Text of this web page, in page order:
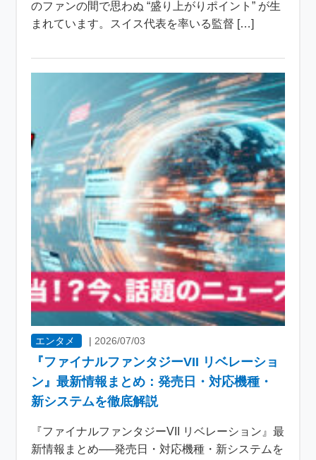
のファンの間で思わぬ “盛り上がりポイント” が生
まれています。スイス代表を率いる監督 […]
エンタメ | 2026/07/03
『ファイナルファンタジーVII リベレーショ
ン』最新情報まとめ：発売日・対応機種・
新システムを徹底解説
『ファイナルファンタジーVII リベレーション』最
新情報まとめ──発売日・対応機種・新システムを